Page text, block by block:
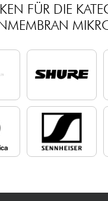
FÜR DIE